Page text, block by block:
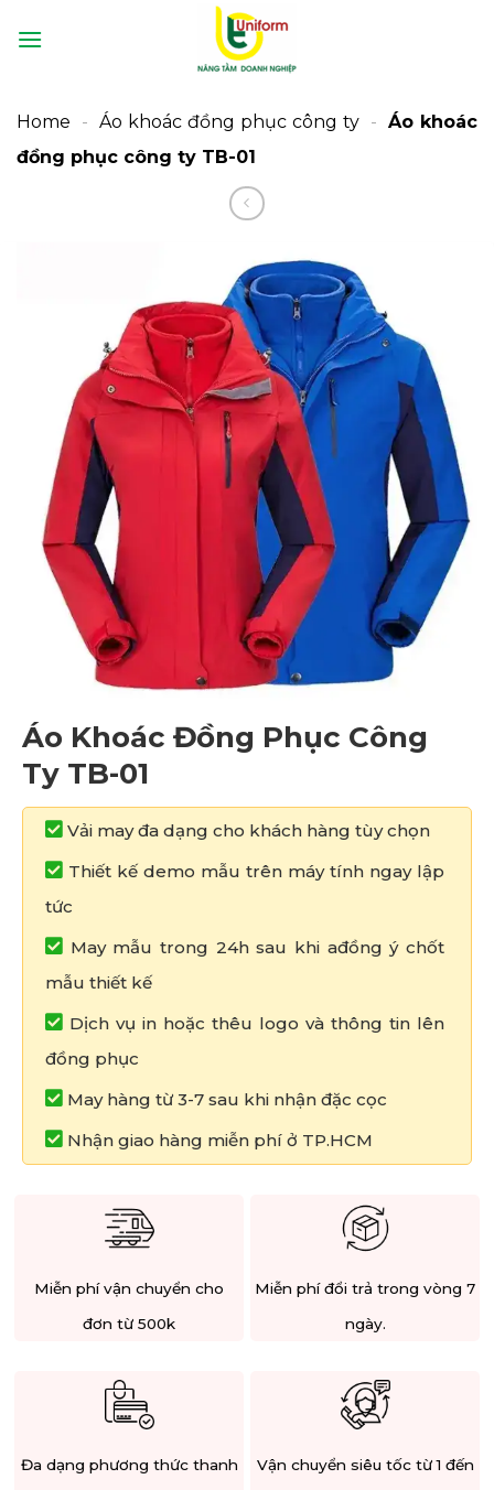
qua
Home
- Áo khoác đồng phục công ty - Áo khoác
đồng phục công ty TB-01
Áo Khoác Đồng Phục Công
Ty TB-01
Vải may đa dạng cho khách hàng tùy chọn
Thiết kế demo mẫu trên máy tính ngay lập
tức
May mẫu trong 24h sau khi ađồng ý chốt
mẫu thiết kế
Dịch vụ in hoặc thêu logo và thông tin lên
đồng phục
May hàng từ 3-7 sau khi nhận đặc cọc
Nhận giao hàng miễn phí ở TP.HCM
Miễn phí vận chuyển cho
đơn từ 500k
Miễn phí đổi trả trong vòng 7
ngày.
Đa dạng phương thức thanh
Vận chuyển siêu tốc từ 1 đến